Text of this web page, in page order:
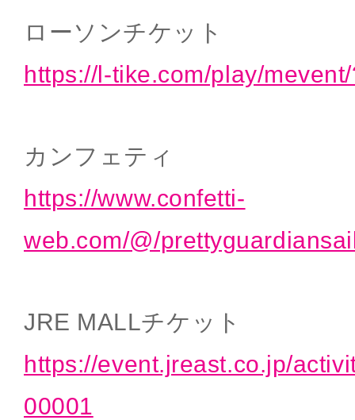
ローソンチケット
https://l-tike.com/play/
カンフェティ
https://www.confetti-
web.com/@/
JRE MALLチケット
https://event.jreast.co.jp/
00001